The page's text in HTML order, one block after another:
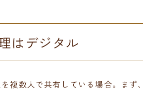
はデジタル
複数人で共有している場合。まず